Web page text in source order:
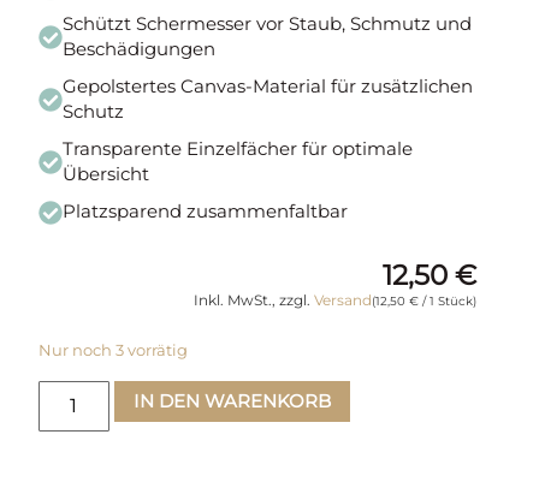
Schützt Schermesser vor Staub, Schmutz und
Beschädigungen
Gepolstertes Canvas-Material für zusätzlichen
Schutz
Transparente Einzelfächer für optimale
Übersicht
Platzsparend zusammenfaltbar
12,50 €
Inkl. MwSt., zzgl. Versand(12,50 €/ 1 Stück)
Nur noch 3 vorrätig
IN DEN WARENKORB